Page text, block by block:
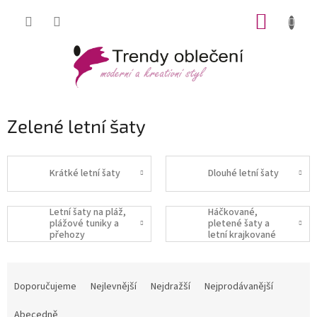
Zelené letní šaty
Krátké letní šaty Dlouhé letní šaty
Letní šaty na pláž,
plážové tuniky a
přehozy
Háčkované,
pletené šaty a
letní krajkované
šaty
Doporučujeme Nejlevnější Nejdražší
Nejprodávanější